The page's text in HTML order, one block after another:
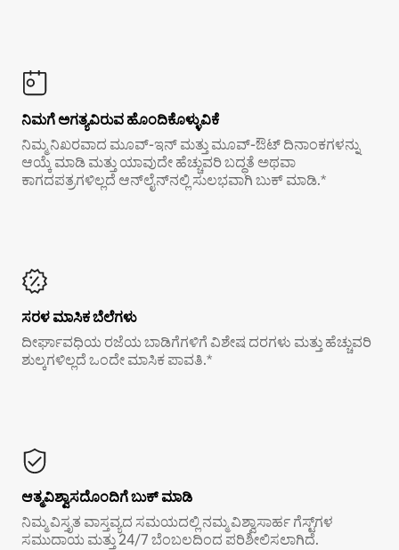
ನಿಮಗೆ ಅಗತ್ಯವಿರುವ ಹೊಂದಿಕೊಳ್ಳುವಿಕೆ
ನಿಮ್ಮ ನಿಖರವಾದ ಮೂವ್-ಇನ್ ಮತ್ತು ಮೂವ್-ಔಟ್ ದಿನಾಂಕಗಳನ್ನು
ಆಯ್ಕೆ ಮಾಡಿ ಮತ್ತು ಯಾವುದೇ ಹೆಚ್ಚುವರಿ ಬದ್ಧತೆ ಅಥವಾ
ಕಾಗದಪತ್ರಗಳಿಲ್ಲದೆ ಆನ್‌ಲೈನ್‌ನಲ್ಲಿ ಸುಲಭವಾಗಿ ಬುಕ್ ಮಾಡಿ.*
ಸರಳ ಮಾಸಿಕ ಬೆಲೆಗಳು
ದೀರ್ಘಾವಧಿಯ ರಜೆಯ ಬಾಡಿಗೆಗಳಿಗೆ ವಿಶೇಷ ದರಗಳು ಮತ್ತು ಹೆಚ್ಚುವರಿ
ಶುಲ್ಕಗಳಿಲ್ಲದೆ ಒಂದೇ ಮಾಸಿಕ ಪಾವತಿ.*
ಆತ್ಮವಿಶ್ವಾಸದೊಂದಿಗೆ ಬುಕ್ ಮಾಡಿ
ನಿಮ್ಮ ವಿಸ್ತೃತ ವಾಸ್ತವ್ಯದ ಸಮಯದಲ್ಲಿ ನಮ್ಮ ವಿಶ್ವಾಸಾರ್ಹ ಗೆಸ್ಟ್‌ಗಳ
ಸಮುದಾಯ ಮತ್ತು 24/7 ಬೆಂಬಲದಿಂದ ಪರಿಶೀಲಿಸಲಾಗಿದೆ.